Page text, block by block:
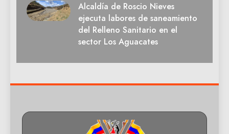
Alcaldía de Roscio Nieves
ejecuta labores de saneamiento
del Relleno Sanitario en el
sector Los Aguacates